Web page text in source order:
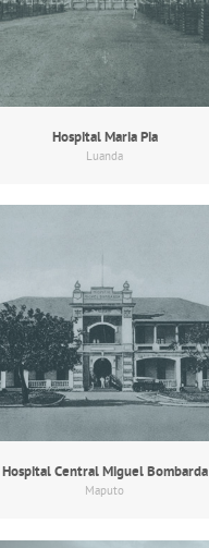
Hospital Maria Pia
Luanda
Hospital Central Miguel Bombarda
Maputo